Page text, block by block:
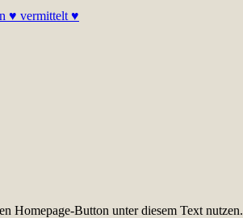
♥ vermittelt ♥
Homepage-Button unter diesem Text nutzen.